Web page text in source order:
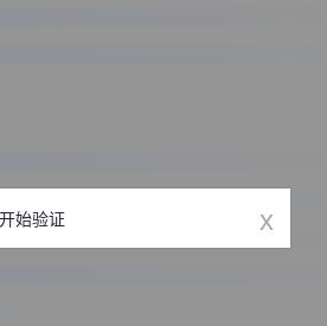
始验证 x